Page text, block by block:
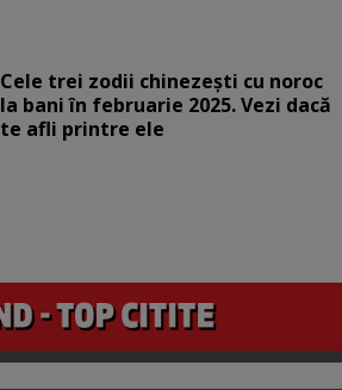
Cele trei zodii chinezești cu noroc
la bani în februarie 2025. Vezi dacă
te afli printre ele